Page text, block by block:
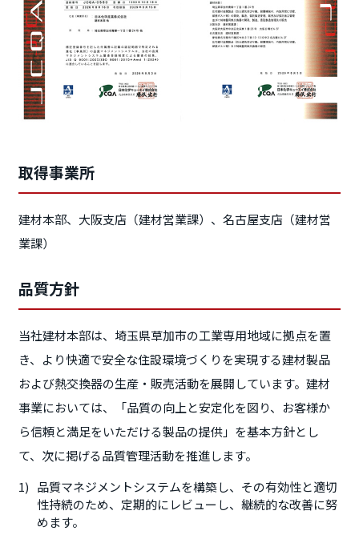
取得事業所
建材本部、大阪支店（建材営業課）、名古屋支店（建材営
業課）
品質方針
当社建材本部は、埼玉県草加市の工業専用地域に拠点を置
き、より快適で安全な住設環境づくりを実現する建材製品
および熱交換器の生産・販売活動を展開しています。建材
事業においては、「品質の向上と安定化を図り、お客様か
ら信頼と満足をいただける製品の提供」を基本方針とし
て、次に掲げる品質管理活動を推進します。
品質マネジメントシステムを構築し、その有効性と適切
性持続のため、定期的にレビューし、継続的な改善に努
めます。